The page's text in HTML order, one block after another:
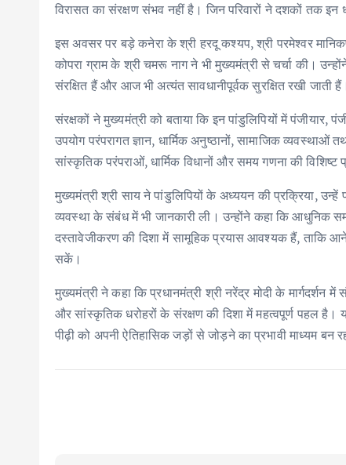
विरासत का संरक्षण संभव नहीं है। जिन परिवारों ने दशकों तक इन
इस अवसर पर बड़े कनेरा के श्री हरदू कश्यप, श्री परमेश्वर
कोपरा ग्राम के श्री चमरू नाग ने भी मुख्यमंत्री से चर्चा की।
संरक्षित हैं और आज भी अत्यंत सावधानीपूर्वक सुरक्षित रखी जाती हैं।
संरक्षकों ने मुख्यमंत्री को बताया कि इन पांडुलिपियों में
उपयोग परंपरागत ज्ञान, धार्मिक अनुष्ठानों, सामाजिक व्यवस्थाओं
सांस्कृतिक परंपराओं, धार्मिक विधानों और समय गणना की विशिष्ट
मुख्यमंत्री श्री साय ने पांडुलिपियों के अध्ययन की प्रक्रिया,
व्यवस्था के संबंध में भी जानकारी ली। उन्होंने कहा कि आधुनिक
दस्तावेजीकरण की दिशा में सामूहिक प्रयास आवश्यक हैं, ताकि आने
सकें।
मुख्यमंत्री ने कहा कि प्रधानमंत्री श्री नरेंद्र मोदी के मार्गदर्शन
और सांस्कृतिक धरोहरों के संरक्षण की दिशा में महत्वपूर्ण पहल है।
पीढ़ी को अपनी ऐतिहासिक जड़ों से जोड़ने का प्रभावी माध्यम बन